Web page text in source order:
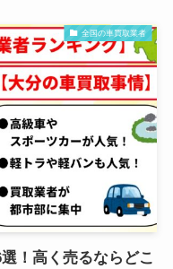
全国の車買取業者
！高く売るならどこ